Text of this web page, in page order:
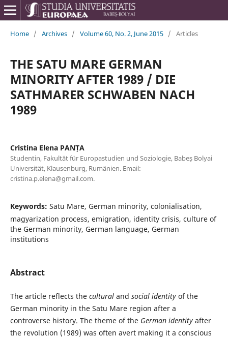
Home / Archives / Volume 60, No. 2, June 2015 / Articles
THE SATU MARE GERMAN
MINORITY AFTER 1989 / DIE
SATHMARER SCHWABEN NACH
1989
Cristina Elena PANȚA
Studentin, Fakultät für Europastudien und Soziologie, Babeș Bolyai
Universität, Klausenburg, Rumänien. Email:
cristina.p.elena@gmail.com.
Keywords: Satu Mare, German minority, colonialisation,
magyarization process, emigration, identity crisis, culture of
the German minority, German language, German
institutions
Abstract
The article reflects the culturaland social identityof the
German minority in the Satu Mare region after a
controverse history. The theme of the German identityafter
the revolution (1989) was often avert making it a conscious